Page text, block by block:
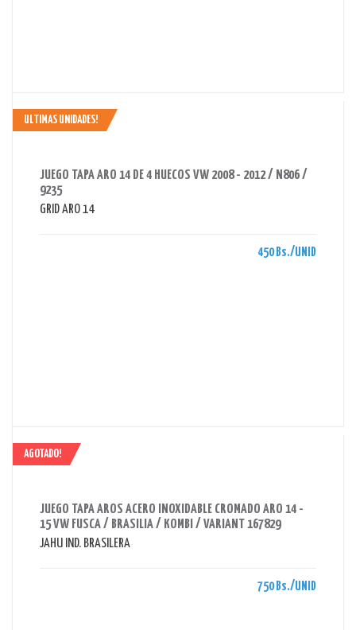
ULTIMAS UNIDADES!
JUEGO TAPA ARO 14 DE 4 HUECOS VW 2008 - 2012 / N806 /
9235
GRID ARO 14
450 Bs./UNID
AGOTADO!
JUEGO TAPA AROS ACERO INOXIDABLE CROMADO ARO 14 -
15 VW FUSCA / BRASILIA / KOMBI / VARIANT 167829
JAHU IND. BRASILERA
750 Bs./UNID